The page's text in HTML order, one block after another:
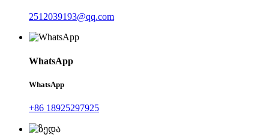
2512039193@qq.com
WhatsApp
WhatsApp
+86 18925297925